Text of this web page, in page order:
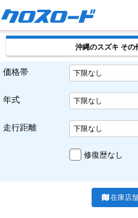
沖縄のスズキ その
価格帯
年式
走行距離
修復歴なし
在庫店